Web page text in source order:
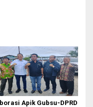
Apik Gubsu-DPRD